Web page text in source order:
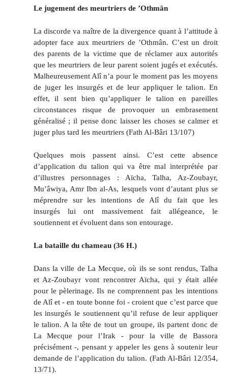
Le jugement des meurtriers de ’Othmân
La discorde va naître de la divergence quant à l’attitude à
adopter face aux meurtriers de ’Othmân. C’est un droit
des parents de la victime que de réclamer aux autorités
que les meurtriers de leur parent soient jugés et exécutés.
Malheureusement Alî n’a pour le moment pas les moyens
de juger les insurgés et de leur appliquer le talion. En
effet, il sent bien qu’appliquer le talion en pareilles
circonstances risque de provoquer un embrasement
généralisé ; il pense donc laisser les choses se calmer et
juger plus tard les meurtriers (Fath Al-Bâri 13/107)
Quelques mois passent ainsi. C’est cette absence
d’application du talion qui va être mal interprétée par
d’illustres personnages : Aïcha, Talha, Az-Zoubayr,
Mu’âwiya, Amr Ibn al-As, lesquels vont d’autant plus se
méprendre sur les intentions de Alî du fait que les
insurgés lui ont massivement fait allégeance, le
soutiennent et évoluent dans son entourage.
La bataille du chameau (36 H.)
Dans la ville de La Mecque, où ils se sont rendus, Talha
et Az-Zoubayr vont rencontrer Aïcha, qui y était allée
pour le pèlerinage. Ils ne comprennent pas les intentions
de Alî et - en toute bonne foi - croient que c’est parce que
les insurgés le soutiennent qu’il refuse de leur appliquer
le talion. A la tête de tout un groupe, ils partent donc de
La Mecque pour l’Irak - pour la ville de Bassora
précisément -, pensant y appeler les gens à soutenir leur
demande de l’application du talion. (Fath Al-Bâri 12/354,
13/71).